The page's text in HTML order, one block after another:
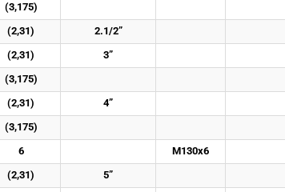
(3,175)
(2,31)
2.1/2”
(2,31)
3”
(3,175)
(2,31)
4”
(3,175)
6
M130x6
(2,31)
5”